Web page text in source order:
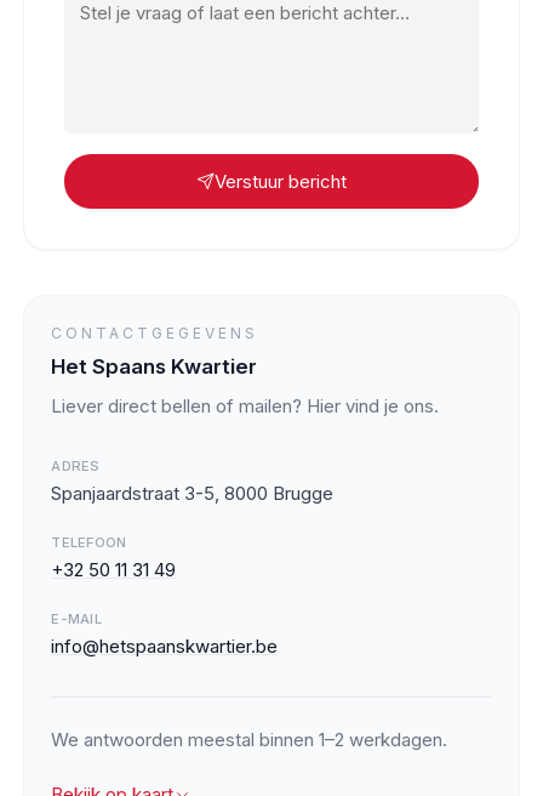
Verstuur bericht
CONTACTGEGEVENS
Het Spaans Kwartier
Liever direct bellen of mailen? Hier vind je ons.
ADRES
Spanjaardstraat 3-5, 8000 Brugge
TELEFOON
+32 50 11 31 49
E-MAIL
info@hetspaanskwartier.be
We antwoorden meestal binnen 1–2 werkdagen.